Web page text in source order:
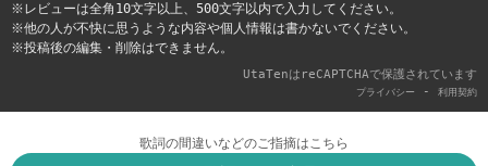
※レビューは全角10文字以上、500文字以内で入力してください。
※他の人が不快に思うような内容や個人情報は書かないでください。
※投稿後の編集・削除はできません。
UtaTenはreCAPTCHAで保護されています
プライバシー - 利用契約
歌詞の間違いなどのご指摘はこちら